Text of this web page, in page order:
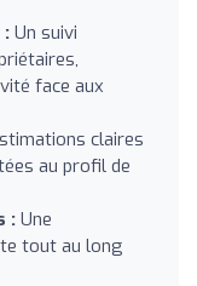
: Un suivi
face aux
claires
au profil de
: Une
tout au long